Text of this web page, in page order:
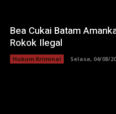
Bea Cukai Batam
Rokok Ilegal
Hukum Kriminal Selasa, 04/08/